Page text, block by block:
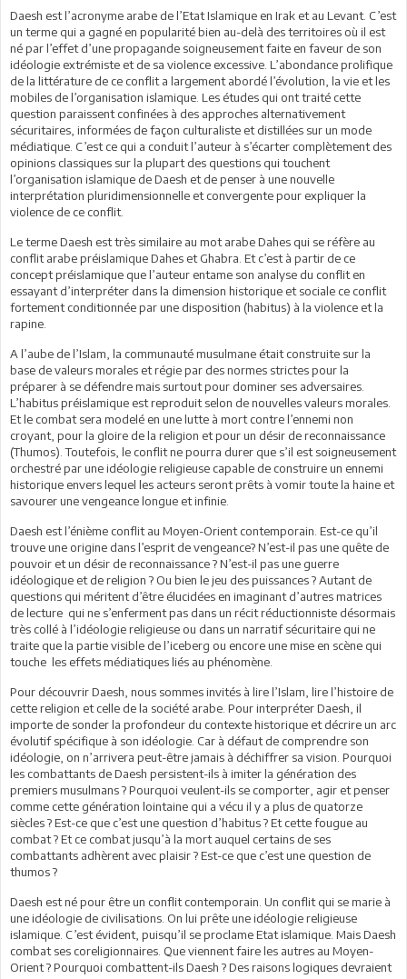
Daesh est l’acronyme arabe de l’Etat Islamique en Irak et au Levant. C’est
un terme qui a gagné en popularité bien au-delà des territoires où il est
né par l’effet d’une propagande soigneusement faite en faveur de son
idéologie extrémiste et de sa violence excessive. L’abondance prolifique
de la littérature de ce conflit a largement abordé l’évolution, la vie et les
mobiles de l’organisation islamique. Les études qui ont traité cette
question paraissent confinées à des approches alternativement
sécuritaires, informées de façon culturaliste et distillées sur un mode
médiatique. C’est ce qui a conduit l’auteur à s’écarter complètement des
opinions classiques sur la plupart des questions qui touchent
l’organisation islamique de Daesh et de penser à une nouvelle
interprétation pluridimensionnelle et convergente pour expliquer la
violence de ce conflit.
Le terme Daesh est très similaire au mot arabe Dahes qui se réfère au
conflit arabe préislamique Dahes et Ghabra. Et c’est à partir de ce
concept préislamique que l’auteur entame son analyse du conflit en
essayant d’interpréter dans la dimension historique et sociale ce conflit
fortement conditionnée par une disposition (habitus) à la violence et la
rapine.
A l’aube de l’Islam, la communauté musulmane était construite sur la
base de valeurs morales et régie par des normes strictes pour la
préparer à se défendre mais surtout pour dominer ses adversaires.
L’habitus préislamique est reproduit selon de nouvelles valeurs morales.
Et le combat sera modelé en une lutte à mort contre l’ennemi non
croyant, pour la gloire de la religion et pour un désir de reconnaissance
(Thumos). Toutefois, le conflit ne pourra durer que s’il est soigneusement
orchestré par une idéologie religieuse capable de construire un ennemi
historique envers lequel les acteurs seront prêts à vomir toute la haine et
savourer une vengeance longue et infinie.
Daesh est l’énième conflit au Moyen-Orient contemporain. Est-ce qu’il
trouve une origine dans l’esprit de vengeance? N’est-il pas une quête de
pouvoir et un désir de reconnaissance ? N’est-il pas une guerre
idéologique et de religion ? Ou bien le jeu des puissances ? Autant de
questions qui méritent d’être élucidées en imaginant d’autres matrices
de lecture qui ne s’enferment pas dans un récit réductionniste désormais
très collé à l’idéologie religieuse ou dans un narratif sécuritaire qui ne
traite que la partie visible de l’iceberg ou encore une mise en scène qui
touche les effets médiatiques liés au phénomène.
Pour découvrir Daesh, nous sommes invités à lire l’Islam, lire l’histoire de
cette religion et celle de la société arabe. Pour interpréter Daesh, il
importe de sonder la profondeur du contexte historique et décrire un arc
évolutif spécifique à son idéologie. Car à défaut de comprendre son
idéologie, on n’arrivera peut-être jamais à déchiffrer sa vision. Pourquoi
les combattants de Daesh persistent-ils à imiter la génération des
premiers musulmans ? Pourquoi veulent-ils se comporter, agir et penser
comme cette génération lointaine qui a vécu il y a plus de quatorze
siècles ? Est-ce que c’est une question d’habitus ? Et cette fougue au
combat ? Et ce combat jusqu’à la mort auquel certains de ses
combattants adhèrent avec plaisir ? Est-ce que c’est une question de
thumos ?
Daesh est né pour être un conflit contemporain. Un conflit qui se marie à
une idéologie de civilisations. On lui prête une idéologie religieuse
islamique. C’est évident, puisqu’il se proclame Etat islamique. Mais Daesh
combat ses coreligionnaires. Que viennent faire les autres au Moyen-
Orient ? Pourquoi combattent-ils Daesh ? Des raisons logiques devraient